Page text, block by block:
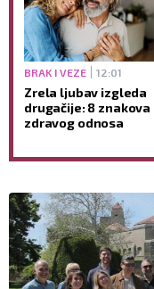
BRAK I VEZE 12:01
Zrela ljubav izgleda
drugačije: 8 znakova
zdravog odnosa